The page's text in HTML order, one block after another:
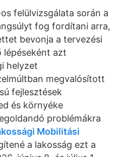
felülvizsgálata során a
fog fordítani arra,
bevonja a tervezési
lépéseként azt
helyzet
megvalósított
fejlesztések
és környéke
problémákra
Mobilitási
a lakosság ezt a